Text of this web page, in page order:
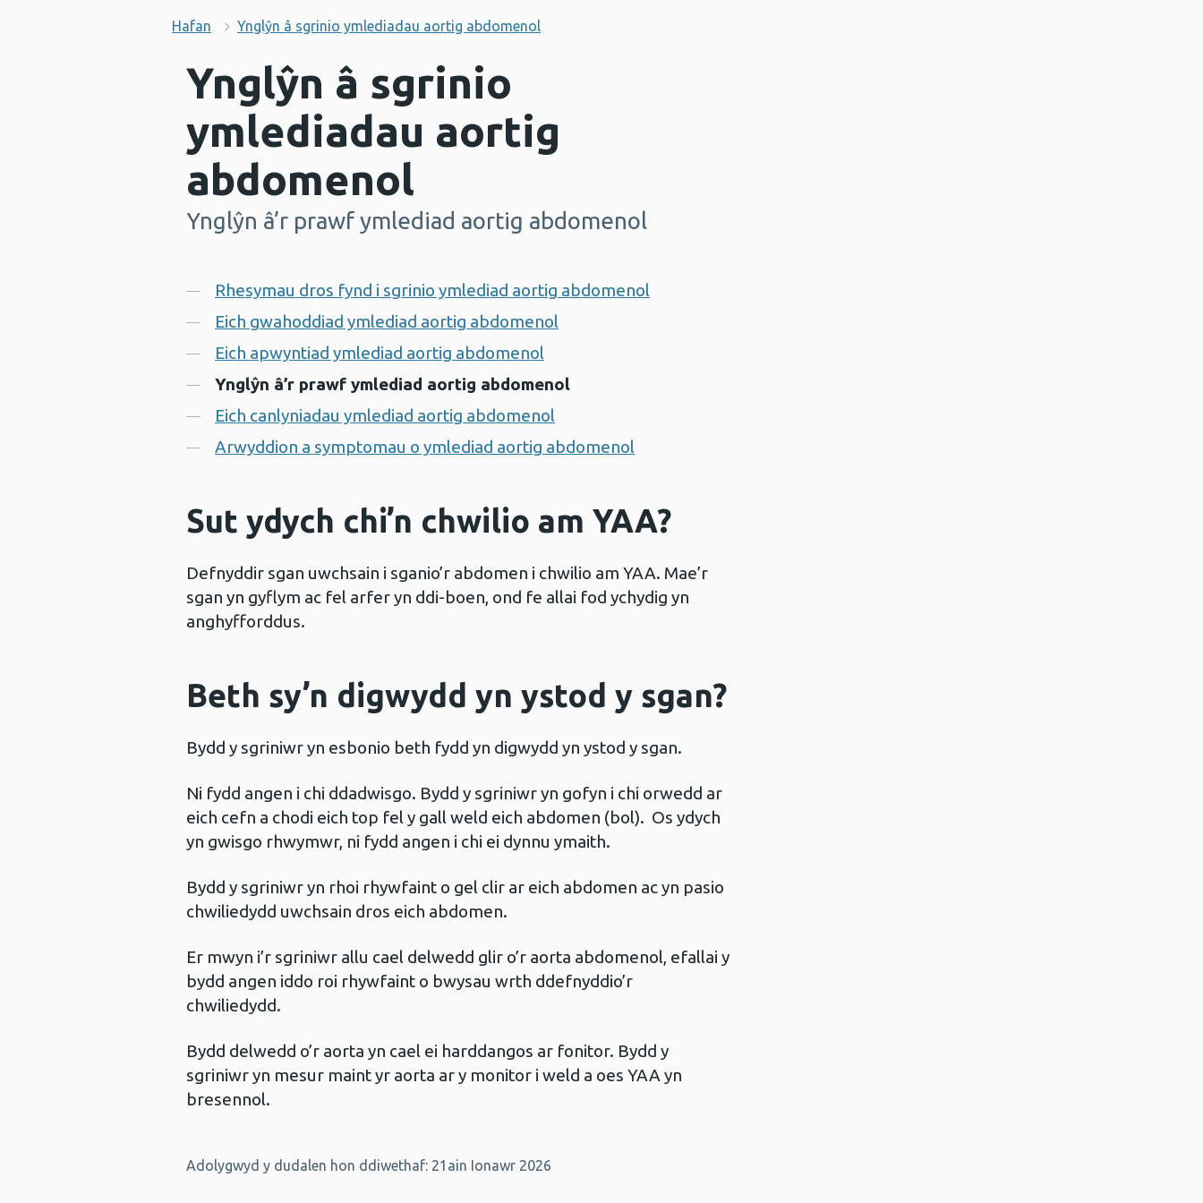
Hafan Ynglŷn â sgrinio ymlediadau aortig abdomenol
Ynglŷn â sgrinio
ymlediadau aortig
abdomenol
-
Ynglŷn â’r prawf ymlediad aortig abdomenol
Cynnwys
Rhesymau dros fynd i sgrinio ymlediad aortig abdomenol
Eich gwahoddiad ymlediad aortig abdomenol
Eich apwyntiad ymlediad aortig abdomenol
Ynglŷn â’r prawf ymlediad aortig abdomenol
Eich canlyniadau ymlediad aortig abdomenol
Arwyddion a symptomau o ymlediad aortig abdomenol
Sut ydych chi’n chwilio am YAA?
Defnyddir sgan uwchsain i sganio’r abdomen i chwilio am YAA. Mae’r
sgan yn gyflym ac fel arfer yn ddi-boen, ond fe allai fod ychydig yn
anghyfforddus.
Beth sy’n digwydd yn ystod y sgan?
Bydd y sgriniwr yn esbonio beth fydd yn digwydd yn ystod y sgan.
Ni fydd angen i chi ddadwisgo. Bydd y sgriniwr yn gofyn i chi orwedd ar
eich cefn a chodi eich top fel y gall weld eich abdomen (bol). Os ydych
yn gwisgo rhwymwr, ni fydd angen i chi ei dynnu ymaith.
Bydd y sgriniwr yn rhoi rhywfaint o gel clir ar eich abdomen ac yn pasio
chwiliedydd uwchsain dros eich abdomen.
Er mwyn i’r sgriniwr allu cael delwedd glir o’r aorta abdomenol, efallai y
bydd angen iddo roi rhywfaint o bwysau wrth ddefnyddio’r
chwiliedydd.
Bydd delwedd o’r aorta yn cael ei harddangos ar fonitor. Bydd y
sgriniwr yn mesur maint yr aorta ar y monitor i weld a oes YAA yn
bresennol.
Adolygwyd y dudalen hon ddiwethaf: 21ain Ionawr 2026